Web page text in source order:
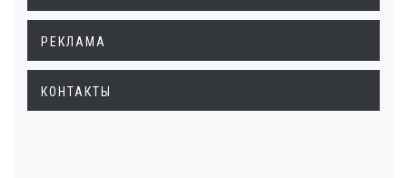
РЕКЛАМА
КОНТАКТЫ